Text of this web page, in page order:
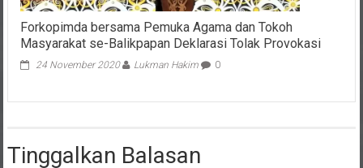
Forkopimda bersama Pemuka Agama dan Tokoh
Masyarakat se-Balikpapan Deklarasi Tolak Provokasi
24 November 2020 Lukman Hakim 0
Tinggalkan Balasan